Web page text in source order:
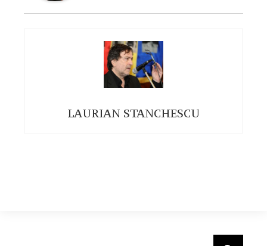
LAURIAN STANCHESCU